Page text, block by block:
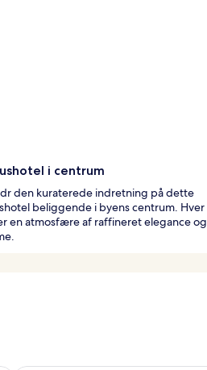
i centrum
den kuraterede indretning på dette
beliggende i byens centrum.
en atmosfære af raffineret elegance